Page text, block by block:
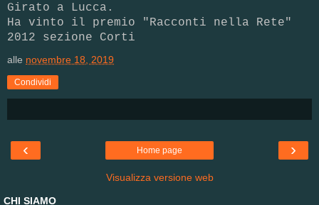
Girato a Lucca.
Ha vinto il premio "Racconti nella Rete"
2012 sezione Corti
alle novembre 18, 2019
Condividi
‹ ›
Home page
Visualizza versione web
CHI SIAMO